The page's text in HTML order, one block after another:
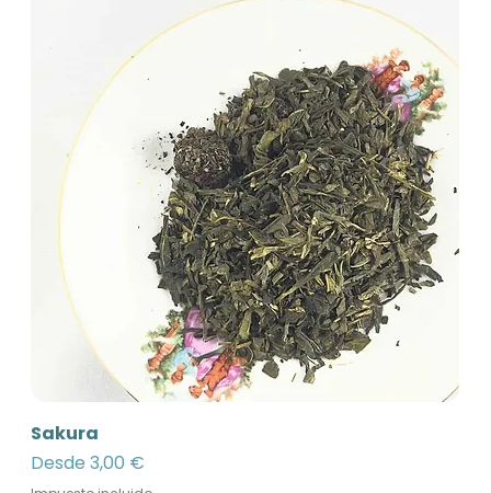
Sakura
Desde3,00 €
Precio de oferta